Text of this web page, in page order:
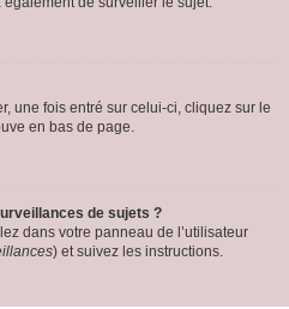
une fois entré sur celui-ci, cliquez sur le
en bas de page.
de sujets ?
dans votre panneau de l’utilisateur
) et suivez les instructions.